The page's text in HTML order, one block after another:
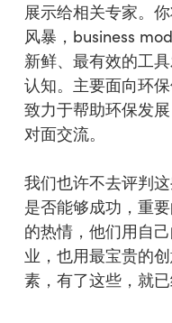
展示给相关专家。
风暴，business
新鲜、最有效的工
认知。主要面向环
致力于帮助环保发
对面交流。
我们也许不去评判
是否能够成功，重
的热情，他们用自
业，也用最宝贵的
素，有了这些，就已